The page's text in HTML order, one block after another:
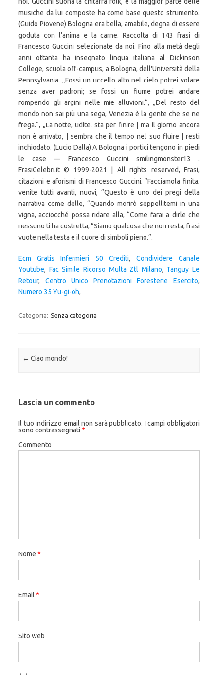
Ecm Gratis Infermieri 50 Crediti, Condividere Canale
Youtube, Fac Simile Ricorso Multa Ztl Milano, Tanguy Le
Retour, Centro Unico Prenotazioni Foresterie Esercito,
Numero 35 Yu-gi-oh,
Categoria: Senza categoria
Navigazione articolo
← Ciao mondo!
Lascia un commento
Il tuo indirizzo email non sarà pubblicato. I campi obbligatori
sono contrassegnati *
Commento
Nome *
Email *
Sito web